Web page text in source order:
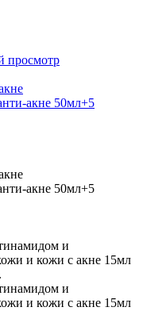
просмотр
акне 50мл+5
акне 50мл+5
и
и кожи с акне 15мл
и
и кожи с акне 15мл